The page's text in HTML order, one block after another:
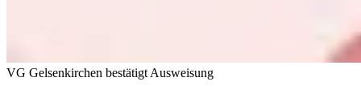
VG Gelsenkirchen bestätigt Ausweisung